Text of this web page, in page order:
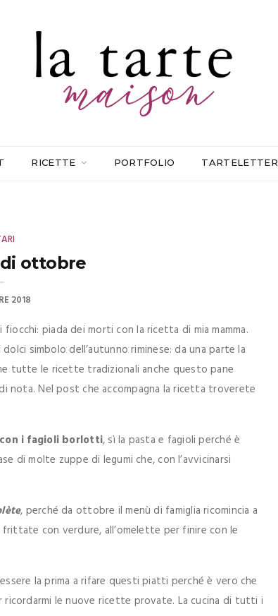
RICETTE PORTFOLIO TARTELETTER
ottobre
2018
fiocchi: piada dei morti con la ricetta di mia mamma.
simbolo dell’autunno riminese: da una parte la
tutte le ricette tradizionali anche questo pane
nota. Nel post che accompagna la ricetta troverete
i fagioli borlotti, sì la pasta e fagioli perché è
di molte zuppe di legumi che, con l’avvicinarsi
, perché da ottobre il menù di famiglia ricomincia a
con verdure, all’omelette per finire con le
la prima a rifare questi piatti perché è vero che
le nuove ricette provate. La cucina di tutti i